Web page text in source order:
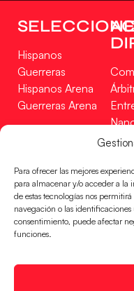
Para ofrecer las mejores
para almacenar y/o acceder a
de estas tecnologías nos
navegación o las identificaciones
consentimiento, puede afectar
funciones.
Hispanos
Guerreras
Hispanos Arena
Guerreras Arena
Incidencias
CONTACTO